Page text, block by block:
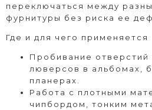
переключаться между
фурнитуры без риска ее
Где и для чего применяется
Пробивание отверстий
люверсов в альбомах,
планерах.
Работа с плотными
чипбордом, тонким